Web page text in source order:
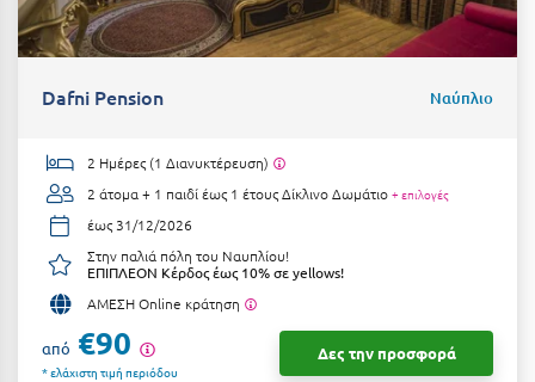
Παράλιο Άστρος
Πάρος
Πάτμος
Πάτρα
Παύλιανη
Πειραιάς
Dafni Pension Ναύπλιο
2 Ημέρες (1 Διανυκτέρευση)
2 άτομα + 1 παιδί έως 1 έτουςΔίκλινο Δωμάτιο + επιλογές
έως 31/12/2026
Στην παλιά πόλη του Ναυπλίου!
ΕΠΙΠΛΕΟΝ Κέρδος έως 10% σε yellows!
ΑΜΕΣΗ Online κράτηση
από €90
* ελάχιστη τιμή περιόδου
Δες την προσφορά